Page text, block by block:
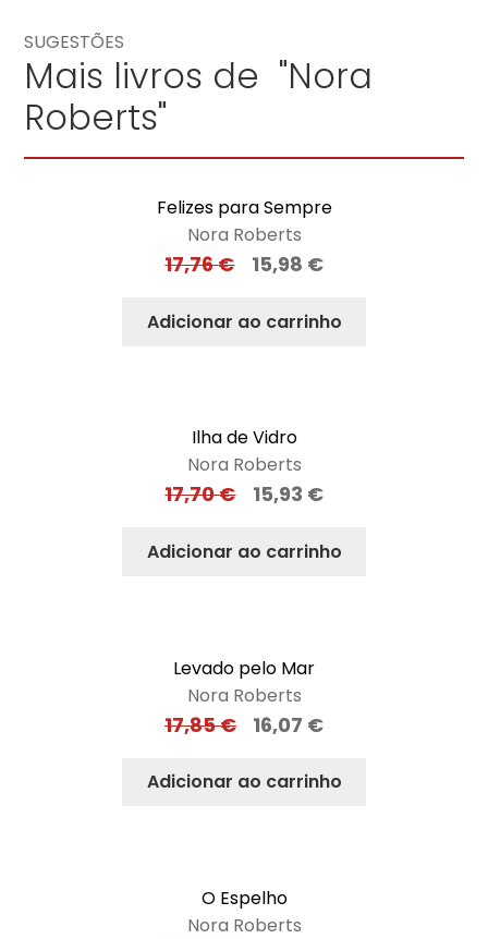
SUGESTÕES
Mais livros de "Nora
Roberts"
Felizes para Sempre
Nora Roberts
17,76€ 15,98 €
Adicionar ao carrinho
Ilha de Vidro
Nora Roberts
17,70€ 15,93 €
Adicionar ao carrinho
Levado pelo Mar
Nora Roberts
17,85€ 16,07 €
Adicionar ao carrinho
O Espelho
Nora Roberts